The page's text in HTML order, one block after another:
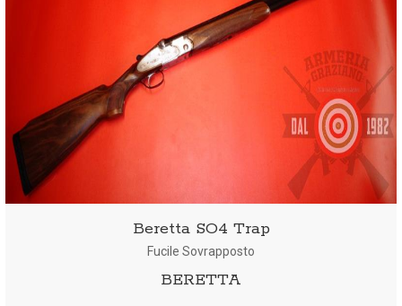
Beretta SO4 Trap
Fucile Sovrapposto
BERETTA